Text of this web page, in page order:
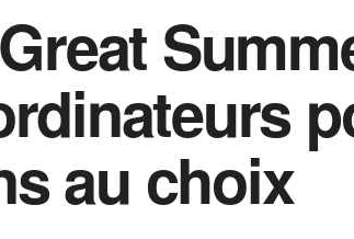
au choix